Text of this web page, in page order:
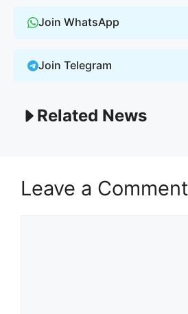
Join WhatsApp
Join Telegram
Related News
Leave a Comment